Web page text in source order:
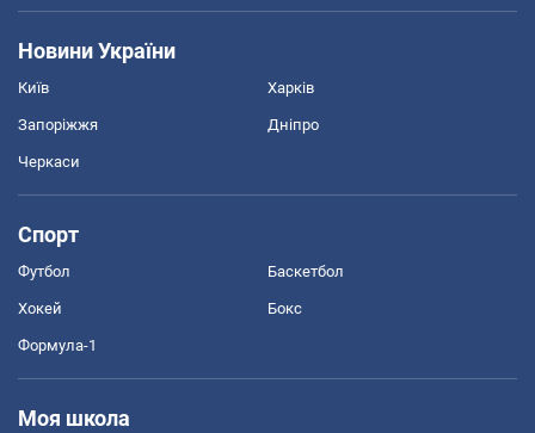
Новини України
Київ Харків
Запоріжжя Дніпро
Черкаси
Спорт
Футбол Баскетбол
Хокей Бокс
Формула-1
Моя школа